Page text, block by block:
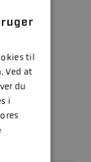
til
Ved at
du
i